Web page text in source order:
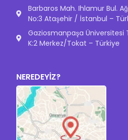
Barbaros Mah. Ihlamur Bul.
No:3 Ataşehir / İstanbul –
Gaziosmanpaşa Üniversitesi
K:2 Merkez/Tokat – Türkiye
NEREDEYİZ?